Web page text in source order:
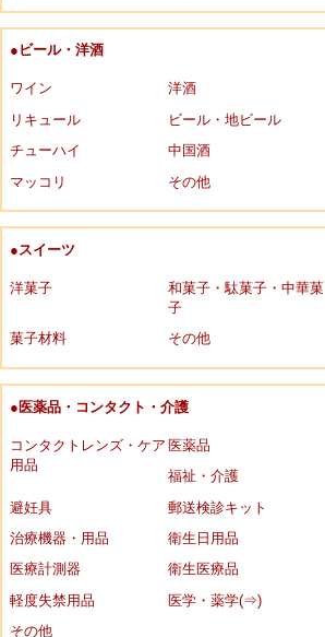
●ビール・洋酒
ワイン
洋酒
リキュール
ビール・地ビール
チューハイ
中国酒
マッコリ
その他
●スイーツ
洋菓子
和菓子・駄菓子・中華菓
子
菓子材料
その他
●医薬品・コンタクト・介護
コンタクトレンズ・ケア
用品
医薬品
福祉・介護
避妊具
郵送検診キット
治療機器・用品
衛生日用品
医療計測器
衛生医療品
軽度失禁用品
医学・薬学(⇒)
その他